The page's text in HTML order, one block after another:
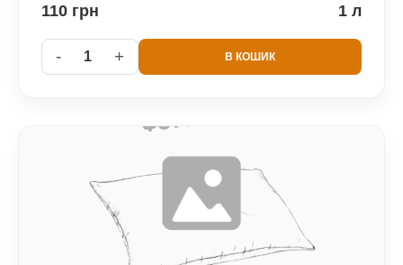
110 грн 1 л
- 1 + В КОШИК